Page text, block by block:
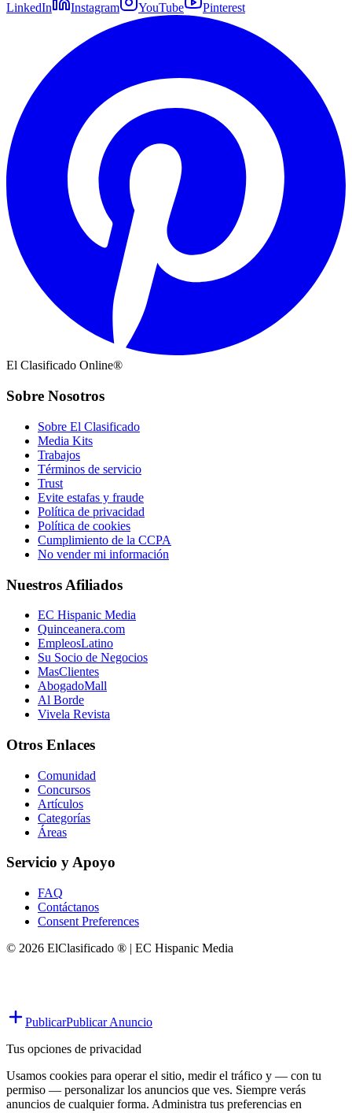
LinkedIn Instagram YouTube Pinterest
El Clasificado Online®
Sobre Nosotros
Sobre El Clasificado
Media Kits
Trabajos
Términos de servicio
Trust
Evite estafas y fraude
Política de privacidad
Política de cookies
Cumplimiento de la CCPA
No vender mi información
Nuestros Afiliados
EC Hispanic Media
Quinceanera.com
EmpleosLatino
Su Socio de Negocios
MasClientes
AbogadoMall
Al Borde
Vivela Revista
Otros Enlaces
Comunidad
Concursos
Artículos
Categorías
Áreas
Servicio y Apoyo
FAQ
Contáctanos
Consent Preferences
© 2026 ElClasificado ® | EC Hispanic Media
PublicarPublicar Anuncio
Tus opciones de privacidad
Usamos cookies para operar el sitio, medir el tráfico y — con tu
permiso — personalizar los anuncios que ves. Siempre verás
anuncios de cualquier forma. Administra tus preferencias en